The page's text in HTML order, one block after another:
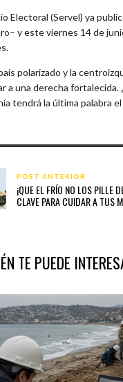
Electoral (Servel) ya
y este viernes 14 de
polarizado y la
a una derecha fortalecida.
tendrá la última palabra
POST ANTERIOR
¡QUE EL FRÍO NO LOS PILLE
CLAVE PARA CUIDAR A TUS
TE PUEDE